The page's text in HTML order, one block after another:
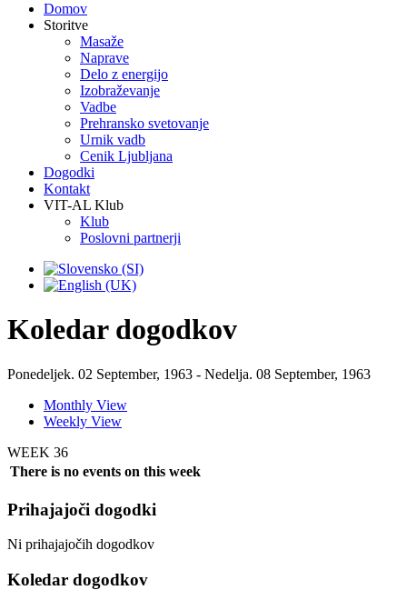
Domov
Storitve
Masaže
Naprave
Delo z energijo
Izobraževanje
Vadbe
Prehransko svetovanje
Urnik vadb
Cenik Ljubljana
Dogodki
Kontakt
VIT-AL Klub
Klub
Poslovni partnerji
Koledar dogodkov
Ponedeljek. 02 September, 1963 - Nedelja. 08 September, 1963
Monthly View
Weekly View
WEEK 36
There is no events on this week
Prihajajoči dogodki
Ni prihajajočih dogodkov
Koledar dogodkov